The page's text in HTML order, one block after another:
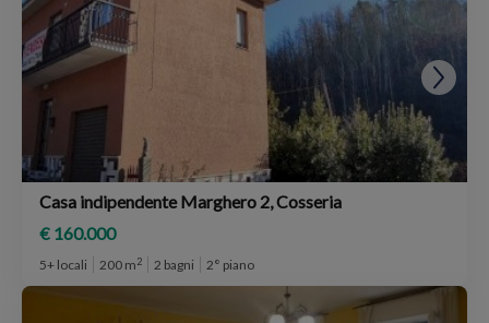
Casa indipendente Marghero 2, Cosseria
€ 160.000
5+ locali 200 m2 2 bagni 2° piano